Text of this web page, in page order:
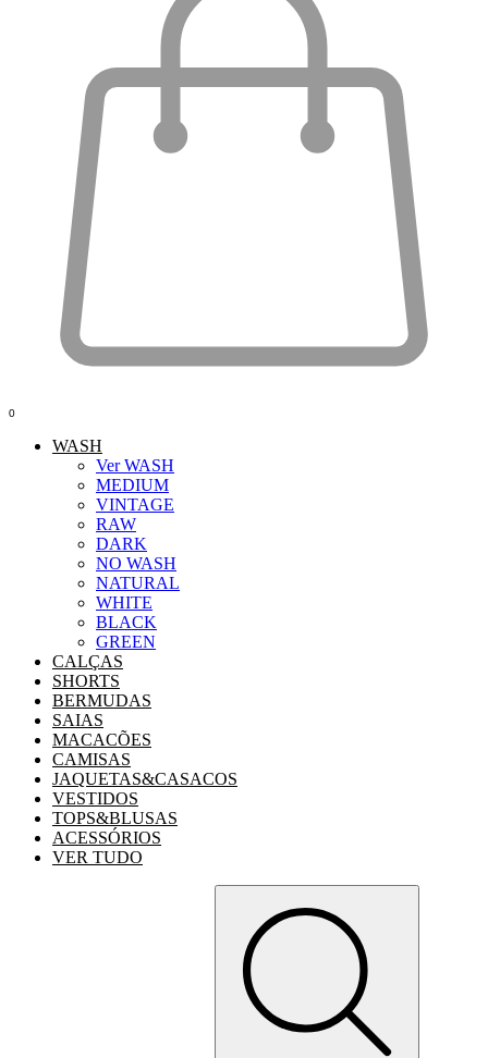
0
WASH
Ver WASH
MEDIUM
VINTAGE
RAW
DARK
NO WASH
NATURAL
WHITE
BLACK
GREEN
CALÇAS
SHORTS
BERMUDAS
SAIAS
MACACÕES
CAMISAS
JAQUETAS&CASACOS
VESTIDOS
TOPS&BLUSAS
ACESSÓRIOS
VER TUDO